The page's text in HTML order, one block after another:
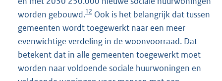
worden gebouwd.12 Ook is het belangrijk dat tussen
gemeenten wordt toegewerkt naar een meer
evenwichtige verdeling in de woonvoorraad. Dat
betekent dat in alle gemeenten toegewerkt moet
worden naar voldoende sociale huurwoningen en